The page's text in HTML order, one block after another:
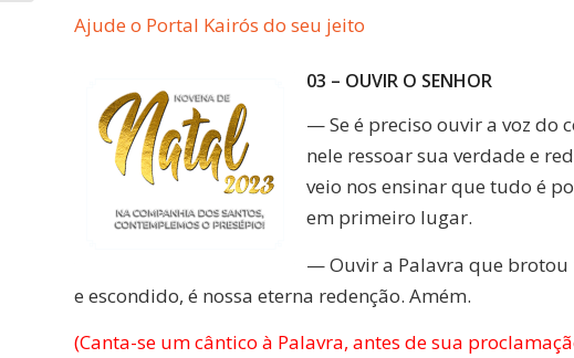
Ajude o Portal Kairós do seu jeito
03 – OUVIR O SENHOR
— Se é preciso ouvir a voz do
nele ressoar sua verdade e
veio nos ensinar que tudo é
em primeiro lugar.
— Ouvir a Palavra que
e escondido, é nossa eterna redenção. Amém.
(Canta-se um cântico à Palavra, antes de sua